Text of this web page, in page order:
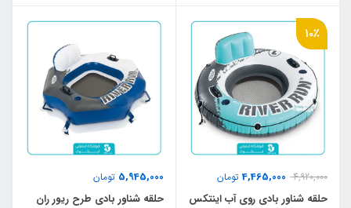
10٪
4,920,000
4,465,000تومان
حلقه شناور بادی روی آب اینتکس
5,945,000 تومان
حلقه شناور بادی طرح ریور ران